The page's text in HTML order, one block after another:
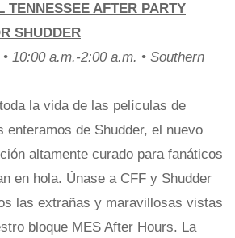
TENNESSEE AFTER PARTY
SHUDDER
10:00 a.m.-2:00 a.m. • Southern
la vida de las películas de
enteramos de Shudder, el nuevo
altamente curado para fanáticos
en hola. Únase a CFF y Shudder
las extrañas y maravillosas vistas
bloque MES After Hours. La